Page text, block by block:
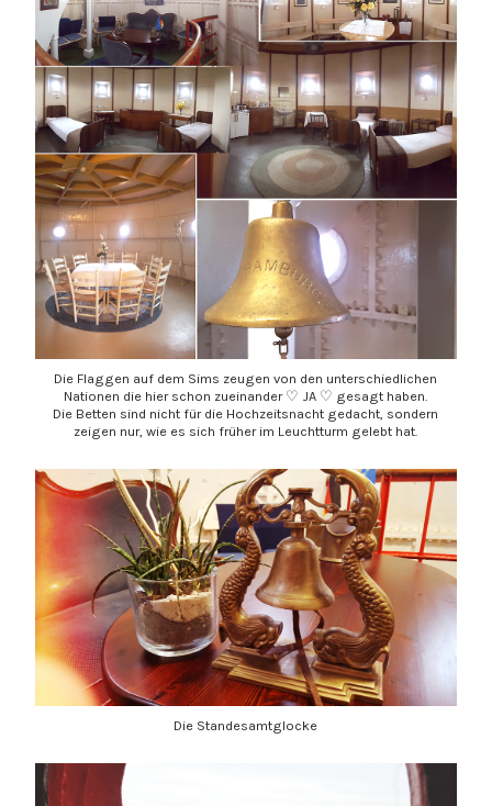
Die Flaggen auf dem Sims zeugen von den unterschiedlichen
Nationen die hier schon zueinander ♡ JA ♡ gesagt haben.
Die Betten sind nicht für die Hochzeitsnacht gedacht, sondern
zeigen nur, wie es sich früher im Leuchtturm gelebt hat.
Die Standesamtglocke